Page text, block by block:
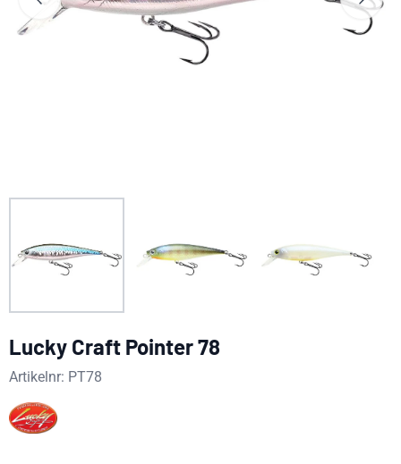
Lucky Craft Pointer 78
Artikelnr: PT78